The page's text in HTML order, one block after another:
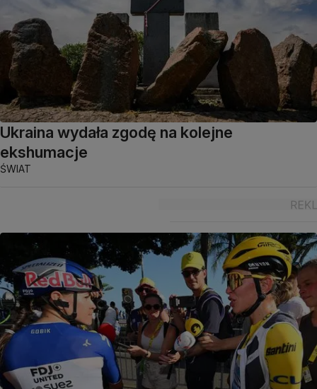
Ukraina wydała zgodę na kolejne
ekshumacje
ŚWIAT